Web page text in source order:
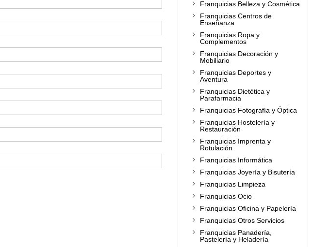
Franquicias Belleza y Cosmética
Franquicias Centros de
Enseñanza
Franquicias Ropa y
Complementos
Franquicias Decoración y
Mobiliario
Franquicias Deportes y
Aventura
Franquicias Dietética y
Parafarmacia
Franquicias Fotografía y Óptica
Franquicias Hostelería y
Restauración
Franquicias Imprenta y
Rotulación
Franquicias Informática
Franquicias Joyería y Bisutería
Franquicias Limpieza
Franquicias Ocio
Franquicias Oficina y Papelería
Franquicias Otros Servicios
Franquicias Panadería,
Pastelería y Heladería